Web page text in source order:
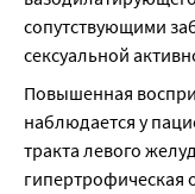
сопутствующими
сексуальной
Повышенная
наблюдается у
тракта левого
гипертрофическая